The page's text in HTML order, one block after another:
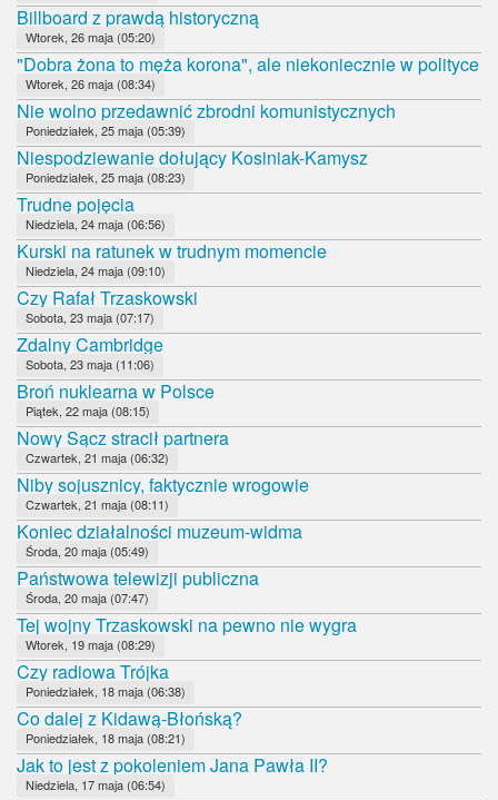
Billboard z prawdą historyczną
Wtorek, 26 maja (05:20)
"Dobra żona to męża korona", ale niekoniecznie w polityce
Wtorek, 26 maja (08:34)
Nie wolno przedawnić zbrodni komunistycznych
Poniedziałek, 25 maja (05:39)
Niespodziewanie dołujący Kosiniak-Kamysz
Poniedziałek, 25 maja (08:23)
Trudne pojęcia
Niedziela, 24 maja (06:56)
Kurski na ratunek w trudnym momencie
Niedziela, 24 maja (09:10)
Czy Rafał Trzaskowski
Sobota, 23 maja (07:17)
Zdalny Cambridge
Sobota, 23 maja (11:06)
Broń nuklearna w Polsce
Piątek, 22 maja (08:15)
Nowy Sącz stracił partnera
Czwartek, 21 maja (06:32)
Niby sojusznicy, faktycznie wrogowie
Czwartek, 21 maja (08:11)
Koniec działalności muzeum-widma
Środa, 20 maja (05:49)
Państwowa telewizji publiczna
Środa, 20 maja (07:47)
Tej wojny Trzaskowski na pewno nie wygra
Wtorek, 19 maja (08:29)
Czy radiowa Trójka
Poniedziałek, 18 maja (06:38)
Co dalej z Kidawą-Błońską?
Poniedziałek, 18 maja (08:21)
Jak to jest z pokoleniem Jana Pawła II?
Niedziela, 17 maja (06:54)